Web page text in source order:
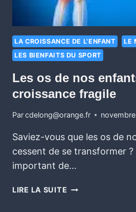
LA CROISSANCE DE L'ENFANT
LE
LES BIENFAITS DU SPORT
Les os de nos
croissance fragile
Parcdelong@orange.fr
Saviez-vous que les os de
cessent de se transformer ?
important de…
LIRE LA SUITE